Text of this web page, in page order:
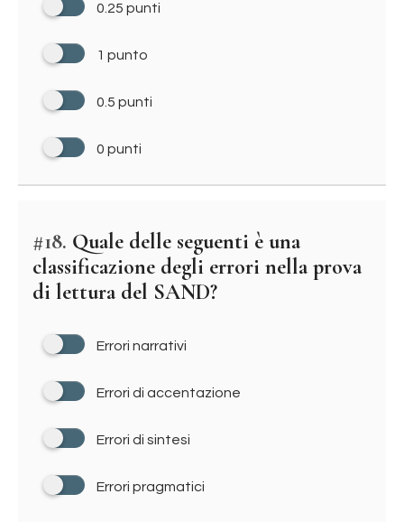
0.25 punti
1 punto
0.5 punti
0 punti
#18. Quale delle seguenti è una
classificazione degli errori nella prova
di lettura del SAND?
Errori narrativi
Errori di accentazione
Errori di sintesi
Errori pragmatici